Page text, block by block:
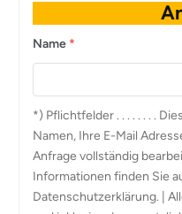
Name *
*) Pflichtfelder . . . . . . . .
Namen, Ihre E-Mail
Anfrage vollständig
Informationen finden Sie
Datenschutzerklärung. |